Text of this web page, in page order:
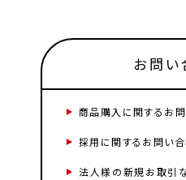
お問い
商品購入に関するお
採用に関するお問い
法人様の新規お取引